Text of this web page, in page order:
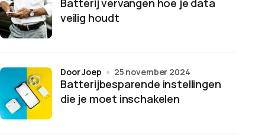
Batterij vervangen hoe je data
veilig houdt
Batterijbesparende instellingen
die je moet inschakelen
door Joep 25 november 2024